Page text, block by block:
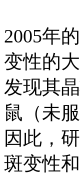
2005年
变性的
发现其
鼠（未
因此，
斑变性